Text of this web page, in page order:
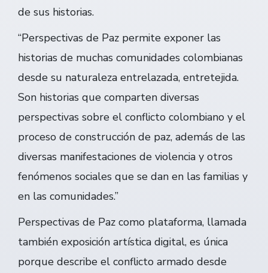
de sus historias.
“Perspectivas de Paz permite exponer las
historias de muchas comunidades colombianas
desde su naturaleza entrelazada, entretejida.
Son historias que comparten diversas
perspectivas sobre el conflicto colombiano y el
proceso de construcción de paz, además de las
diversas manifestaciones de violencia y otros
fenómenos sociales que se dan en las familias y
en las comunidades.”
Perspectivas de Paz como plataforma, llamada
también exposición artística digital, es única
porque describe el conflicto armado desde